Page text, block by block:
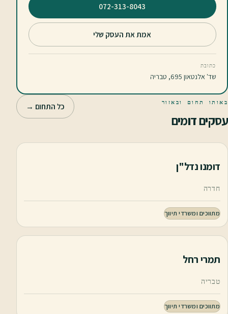
⁦072-313-8043⁩
אמת את העסק שלי
כתובת
שד' אלנטאון 695, טבריה
באותו תחום ובאזור
עסקים דומים
כל התחום →
דומנו נדל"ן
חדרה
מתווכים ומשרדי תיווך
תמרי רחל
טבריה
מתווכים ומשרדי תיווך